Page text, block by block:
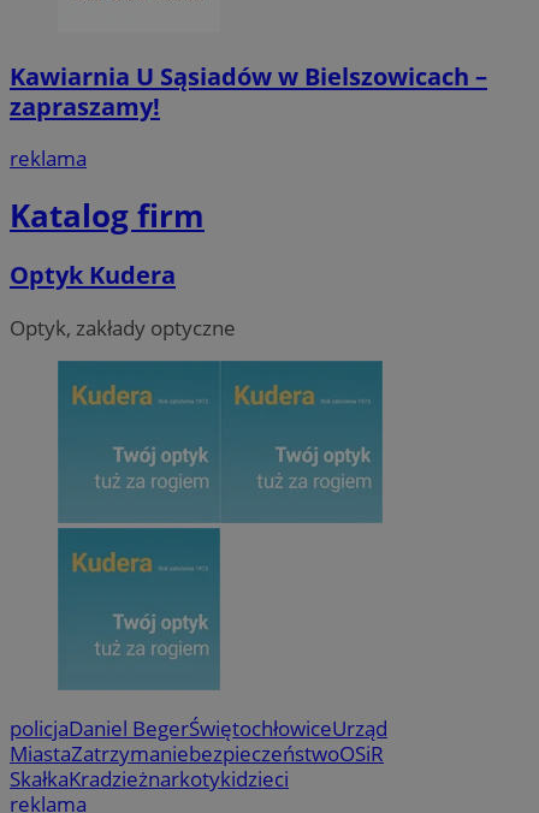
Kawiarnia U Sąsiadów w Bielszowicach –
zapraszamy!
reklama
Katalog firm
Optyk Kudera
Optyk, zakłady optyczne
policjaDaniel BegerŚwiętochłowiceUrząd
MiastaZatrzymaniebezpieczeństwoOSiR
SkałkaKradzieżnarkotykidzieci
reklama